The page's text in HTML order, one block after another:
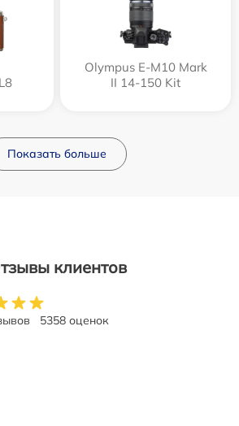
Olympus E‑M10 Mark
II 14-150 Kit
Показать больше
клиентов
5358 оценок